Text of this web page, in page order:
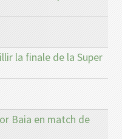
la finale de la Super
Baia en match de